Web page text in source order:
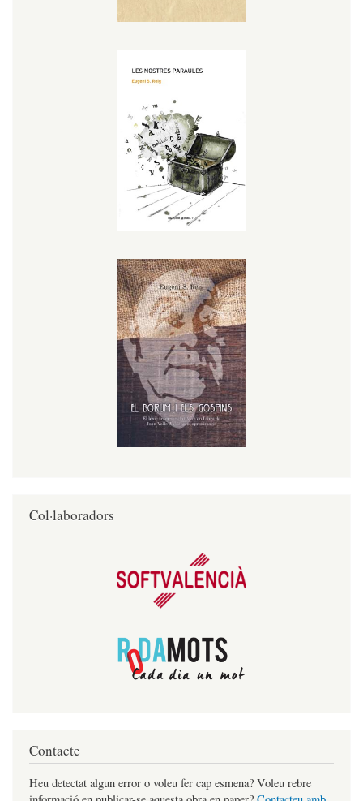
Col·laboradors
Contacte
Heu detectat algun error o voleu fer cap esmena? Voleu rebre